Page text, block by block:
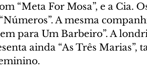
“Meta For Mosa”, e a Cia.
A mesma
para Um Barbeiro”. A
ainda “As Três Marias”,